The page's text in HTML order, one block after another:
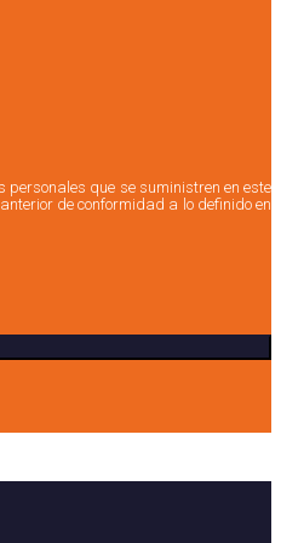
personales que se suministren en este
de conformidad a lo definido en